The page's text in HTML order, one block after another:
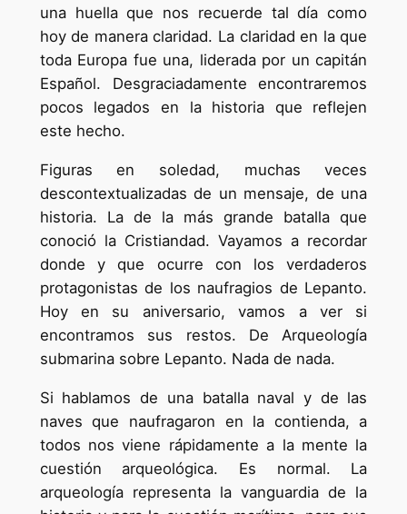
una huella que nos recuerde tal día como
hoy de manera claridad. La claridad en la que
toda Europa fue una, liderada por un capitán
Español. Desgraciadamente encontraremos
pocos legados en la historia que reflejen
este hecho.
Figuras en soledad, muchas veces
descontextualizadas de un mensaje, de una
historia. La de la más grande batalla que
conoció la Cristiandad. Vayamos a recordar
donde y que ocurre con los verdaderos
protagonistas de los naufragios de Lepanto.
Hoy en su aniversario, vamos a ver si
encontramos sus restos. De Arqueología
submarina sobre Lepanto. Nada de nada.
Si hablamos de una batalla naval y de las
naves que naufragaron en la contienda, a
todos nos viene rápidamente a la mente la
cuestión arqueológica. Es normal. La
arqueología representa la vanguardia de la